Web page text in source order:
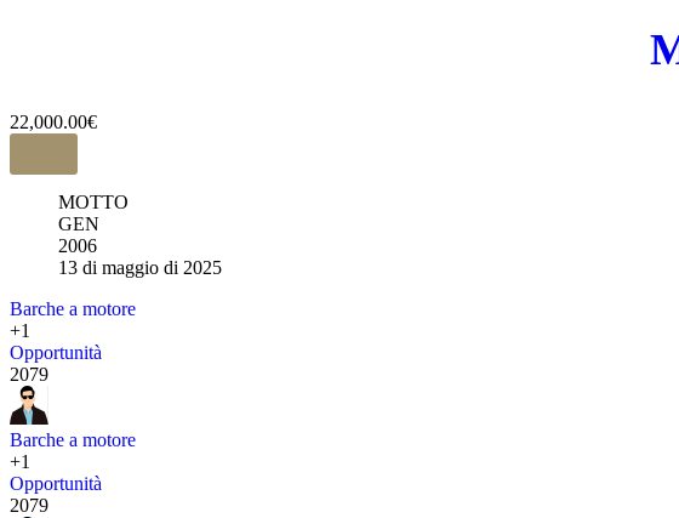
22,000.00€
MOTTO
GEN
2006
13 di maggio di 2025
Barche a motore
+1
Opportunità
2079
Barche a motore
+1
Opportunità
2079